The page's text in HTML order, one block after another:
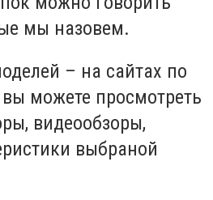
мы назовем.
– на сайтах по
можете просмотреть
видеообзоры,
выбраной